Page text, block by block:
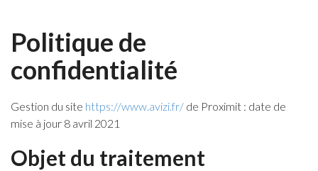
Politique de
confidentialité
Gestion du site https://www.avizi.fr/ de Proximit : date de
mise à jour 8 avril 2021
Objet du traitement